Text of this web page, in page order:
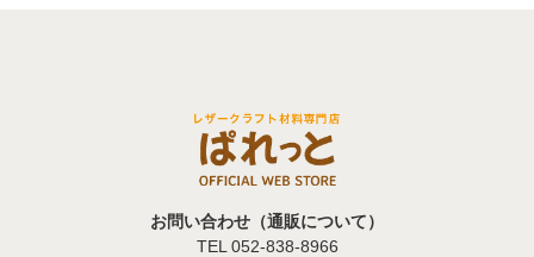
お問い合わせ（通販について）
TEL 052-838-8966